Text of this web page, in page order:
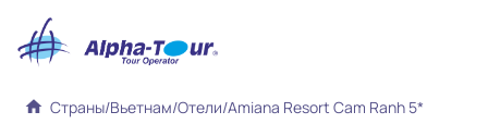
home Страны/Вьетнам/Отели/Amiana Resort Cam Ranh 5*